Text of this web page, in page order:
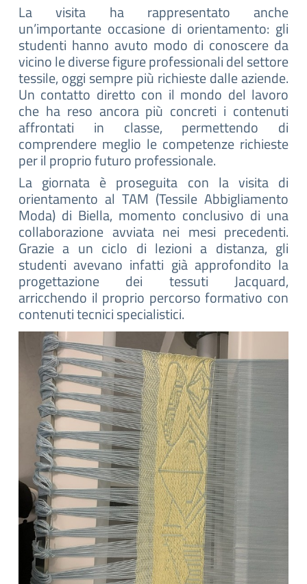
La visita ha rappresentato anche
un’importante occasione di orientamento: gli
studenti hanno avuto modo di conoscere da
vicino le diverse figure professionali del settore
tessile, oggi sempre più richieste dalle aziende.
Un contatto diretto con il mondo del lavoro
che ha reso ancora più concreti i contenuti
affrontati in classe, permettendo di
comprendere meglio le competenze richieste
per il proprio futuro professionale.
La giornata è proseguita con la visita di
orientamento al TAM (Tessile Abbigliamento
Moda) di Biella, momento conclusivo di una
collaborazione avviata nei mesi precedenti.
Grazie a un ciclo di lezioni a distanza, gli
studenti avevano infatti già approfondito la
progettazione dei tessuti Jacquard,
arricchendo il proprio percorso formativo con
contenuti tecnici specialistici.